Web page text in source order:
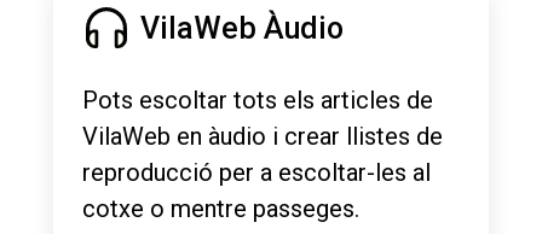
VilaWeb Àudio
Pots escoltar tots els articles de
VilaWeb en àudio i crear llistes de
reproducció per a escoltar-les al
cotxe o mentre passeges.